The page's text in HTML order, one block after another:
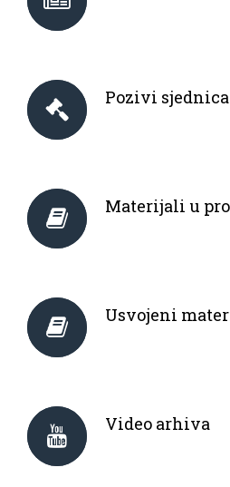
Pozivi
Materijali u
Usvojeni
Video arhiva